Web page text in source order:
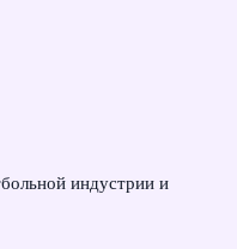
индустрии и